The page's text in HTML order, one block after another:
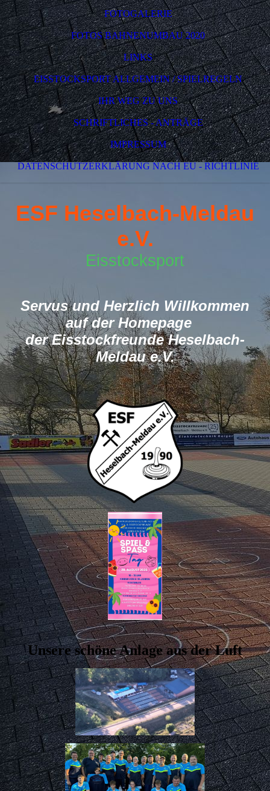
FOTOGALERIE
FOTOS BAHNENUMBAU 2020
LINKS
EISSTOCKSPORT ALLGEMEIN / SPIELREGELN
IHR WEG ZU UNS
SCHRIFTLICHES - ANTRÄGE
IMPRESSUM
DATENSCHUTZERKLÄRUNG NACH EU - RICHTLINIE
ESF Heselbach-Meldau
e.V.
Eisstocksport
Servus und Herzlich Willkommen
auf der Homepage
der Eisstockfreunde Heselbach-
Meldau e.V.
Unsere schöne Anlage aus der Luft